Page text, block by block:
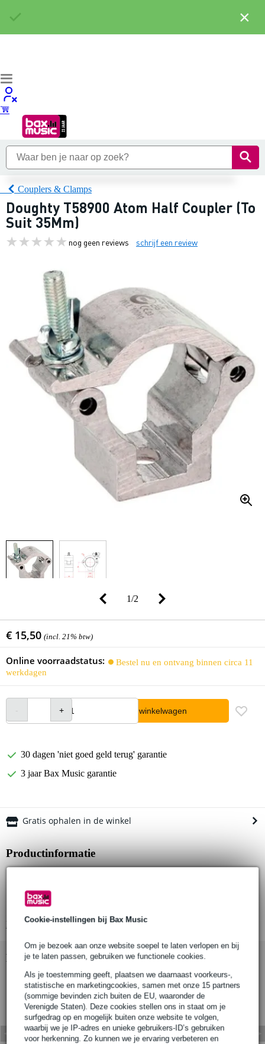
Cookie-instellingen bij Bax Music
Om je bezoek aan onze website soepel te laten verlopen en bij
je te laten passen, gebruiken we functionele cookies.
Als je toestemming geeft, plaatsen we daarnaast voorkeurs-,
statistische en marketingcookies, samen met onze 15 partners
(sommige bevinden zich buiten de EU, waaronder de
Verenigde Staten). Deze cookies stellen ons in staat om je
surfgedrag op en mogelijk buiten onze website te volgen,
waarbij we je IP-adres en unieke gebruikers-ID’s gebruiken
voor herkenning. Zo kunnen we je ervaring verbeteren en
Couplers & Clamps
Doughty T58900 Atom Half Coupler (To
Suit 35Mm)
nog geen reviews schrijf een review
1/2
€ 15,50 (incl. 21% btw)
Online voorraadstatus:
Bestel nu en ontvang binnen circa 11
werkdagen
In winkelwagen
30 dagen 'niet goed geld terug' garantie
3 jaar Bax Music garantie
Gratis ophalen in de winkel
Productinformatie
uitvoering: atom serie
geschikt voor buisdiameter: 35 mm
Bekijk alle productspecificaties
Bekijk ook eens (1)
×